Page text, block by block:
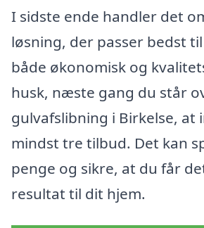
I sidste ende handler det
løsning, der passer bedst
både økonomisk og
husk, næste gang du står
gulvafslibning i Birkelse, at
mindst tre tilbud. Det kan
penge og sikre, at du får
resultat til dit hjem.